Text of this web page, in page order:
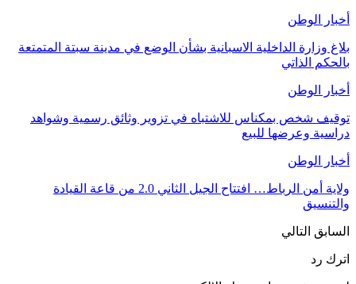
أخبار الوطن
بلاغ وزارة الداخلية الاسبانية بشأن الوضع في مدينة سبتة المتمتعة
بالحكم الذاتي
أخبار الوطن
توقيف شخص بمكناس للاشتباه في تزوير وثائق رسمية وشواهد
دراسية وعرضها للبيع
أخبار الوطن
ولاية أمن الرباط… افتتاح الجيل الثاني 2.0 من قاعة القيادة
والتنسيق
السابق التالي
اترك رد